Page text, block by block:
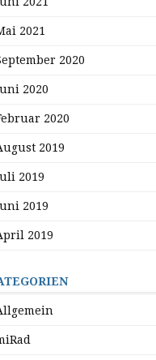
2021
2020
2020
2020
2019
2019
2019
2019